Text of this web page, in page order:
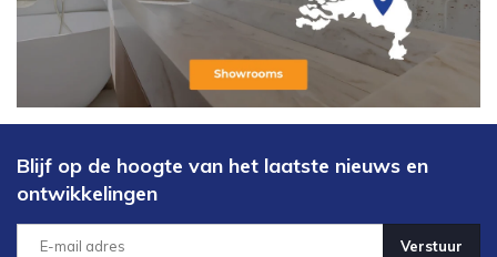
Blijf op de hoogte van het laatste nieuws en
ontwikkelingen
Verstuur